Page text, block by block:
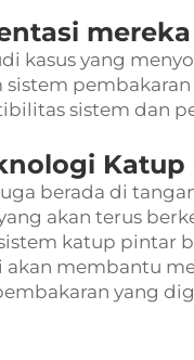
kasus yang
sistem dan
Katup
berada di
akan terus
katup pintar
membantu
yang